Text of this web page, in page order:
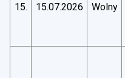
15. 15.07.2026 Wolny